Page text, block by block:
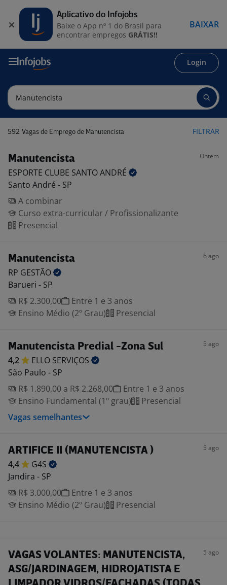
Login
592 Vagas de Emprego de Manutencista FILTRAR
Manutencista Ontem
ESPORTE CLUBE SANTOANDRÉ
Santo André - SP
A combinar
Curso extra-curricular / Profissionalizante
Presencial
Manutencista 6 ago
RP GESTÃO
Barueri - SP
R$ 2.300,00
Entre 1 e 3 anos
Ensino Médio (2º Grau)
Presencial
Manutencista Predial -Zona Sul 5 ago
4,2 ELLO SERVIÇOS
São Paulo - SP
R$ 1.890,00 a R$ 2.268,00
Entre 1 e 3 anos
Ensino Fundamental (1º grau)
Presencial
Vagas semelhantes
ARTIFICE II (MANUTENCISTA ) 5 ago
4,4
G4S
Jandira - SP
R$ 3.000,00
Entre 1 e 3 anos
Ensino Médio (2º Grau)
Presencial
VAGAS VOLANTES: MANUTENCISTA,
ASG/JARDINAGEM, HIDROJATISTA E
5 ago
Aplicativo do Infojobs
Baixe o App nº 1 do Brasil para
encontrar empregos GRÁTIS!!
BAIXAR